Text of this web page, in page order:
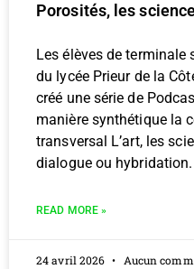
Porosités, les
Les élèves de
du lycée Prieur de la
créé une série de
manière synthétique la
transversal L’art, les
dialogue ou hybridation.
READ MORE »
24 avril 2026 Aucun